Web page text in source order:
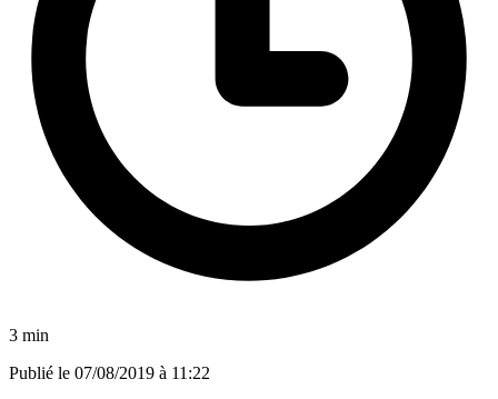
3 min
Publié le 07/08/2019 à 11:22